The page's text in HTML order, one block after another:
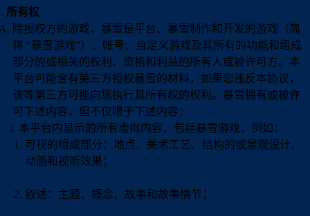
所有权
除授权方的游戏，暴雪是平台、暴雪制作和开发的游戏（简
称 “暴雪游戏”）、帐号、自定义游戏及其所有的功能和组成
部分的或相关的权利、资格和利益的所有人或被许可方。本
平台可能含有第三方授权暴雪的材料，如果您违反本协议，
该等第三方可能向您执行其所有权的权利。暴雪拥有或被许
可下述内容，但不仅限于下述内容：
本平台内显示的所有虚拟内容，包括暴雪游戏，例如：
可视的组成部分：地点、美术工艺、结构的或景观设计、
动画和视听效果；
叙述：主题、概念、故事和故事情节；